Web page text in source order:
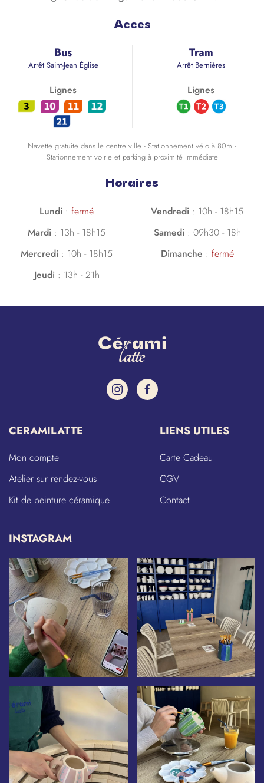
Acces
Bus
Arrêt Saint-Jean Église
Lignes
Tram
Arrêt Bernières
Lignes
Navette gratuite dans le centre ville - Stationnement vélo à 80m -
Stationnement voirie et parking à proximité immédiate
Horaires
Lundi : fermé
Mardi : 13h - 18h15
Mercredi : 10h - 18h15
Jeudi: 13h - 21h
Vendredi : 10h - 18h15
Samedi: 09h30 - 18h
Dimanche : fermé
CERAMILATTE
Mon compte
Atelier sur rendez-vous
Kit de peinture céramique
LIENS UTILES
Carte Cadeau
CGV
Contact
INSTAGRAM